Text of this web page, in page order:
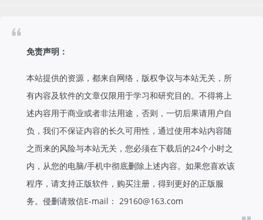
免责声明：
本站提供的资源，都来自网络，版权争议与本站无关，所
有内容及软件的文章仅限用于学习和研究目的。不得将上
述内容用于商业或者非法用途，否则，一切后果请用户自
负，我们不保证内容的长久可用性，通过使用本站内容随
之而来的风险与本站无关，您必须在下载后的24个小时之
内，从您的电脑/手机中彻底删除上述内容。如果您喜欢该
程序，请支持正版软件，购买注册，得到更好的正版服
务。侵删请致信E-mail： 29160@163.com